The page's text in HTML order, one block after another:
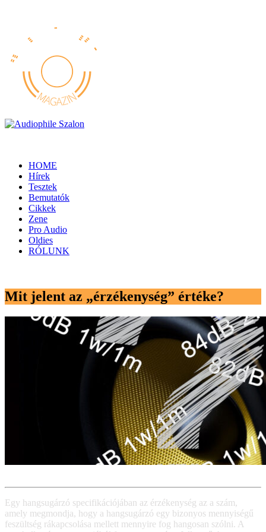
HOME
Hírek
Tesztek
Bemutatók
Cikkek
Zene
Pro Audio
Oldies
RÓLUNK
Mit jelent az „érzékenység” értéke?
Egy hangsugárzó specifikációjában az érzékenység az a szám,
amely megmondja, hogy a hangsugárzó egy bizonyos mennyiségű
feszültség rákapcsolása mellett mennyire fog hangosan szólni. A